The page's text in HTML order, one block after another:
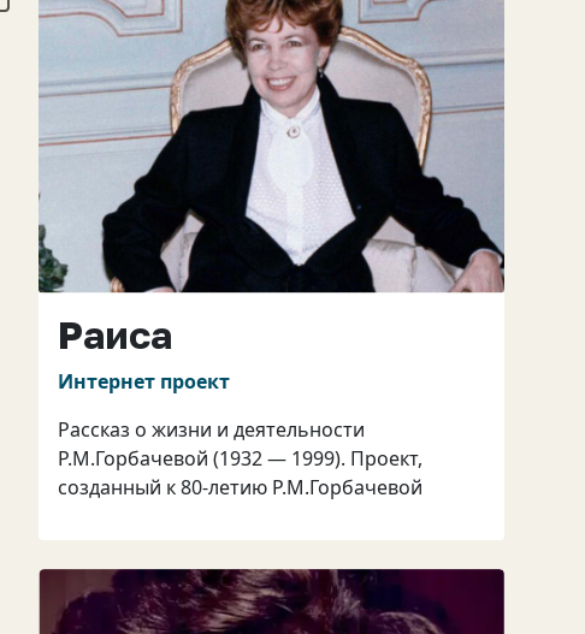
Раиса
Интернет проект
Рассказ о жизни и деятельности
Р.М.Горбачевой (1932 — 1999). Проект,
созданный к 80-летию Р.М.Горбачевой